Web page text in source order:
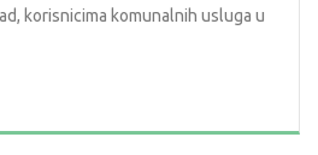
korisnicima komunalnih usluga u